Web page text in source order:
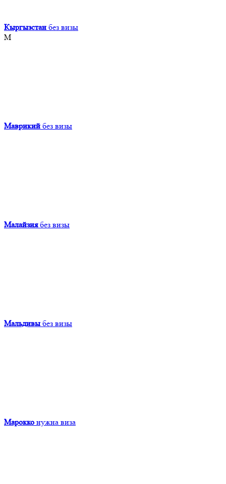
Кыргызcтан без визы
М
Маврикий без визы
Малайзия без визы
Мальдивы без визы
Марокко нужна виза